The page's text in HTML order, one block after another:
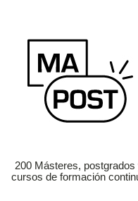
200 Másteres, postgrados
cursos de formación